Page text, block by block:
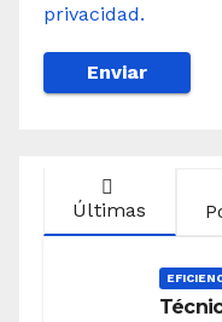
privacidad.
Últimas